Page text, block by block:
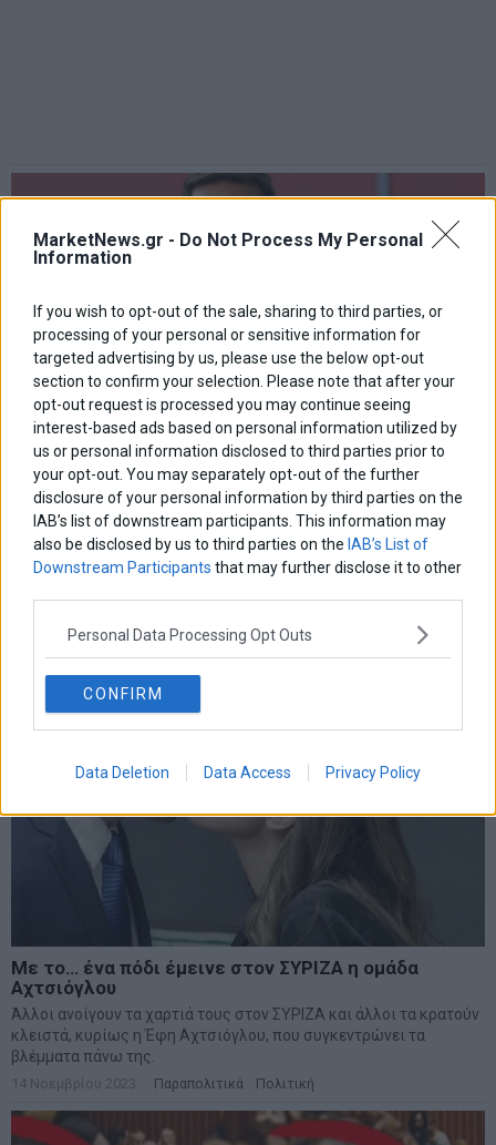
MarketNews.gr - Do Not Process My Personal
Information
If you wish to opt-out of the sale, sharing to third parties, or
processing of your personal or sensitive information for
targeted advertising by us, please use the below opt-out
section to confirm your selection. Please note that after your
opt-out request is processed you may continue seeing
interest-based ads based on personal information utilized by
us or personal information disclosed to third parties prior to
your opt-out. You may separately opt-out of the further
disclosure of your personal information by third parties on the
IAB’s list of downstream participants. This information may
also be disclosed by us to third parties on the IAB’s List of
Downstream Participants that may further disclose it to other
Personal Data Processing Opt Outs
CONFIRM
Data Deletion Data Access Privacy Policy
ΣΥΡΙΖΑ: Πώς διαμορφώνονται οι συσχετισμοί στη
βουλή
Πλέον, το κόμμα μένει χωρίς εκπρόσωπο σε έξι εκλογικές
περιφέρειες, ανάμεσα σε αυτές και η Α’ Αθηνών.
23 Νοεμβρίου 2023 Ελλάδα · Πολιτική
Με το… ένα πόδι έμεινε στον ΣΥΡΙΖΑ η ομάδα
Αχτσιόγλου
Άλλοι ανοίγουν τα χαρτιά τους στον ΣΥΡΙΖΑ και άλλοι τα κρατούν
κλειστά, κυρίως η Έφη Αχτσιόγλου, που συγκεντρώνει τα
βλέμματα πάνω της.
14 Νοεμβρίου 2023 Παραπολιτικά Πολιτική